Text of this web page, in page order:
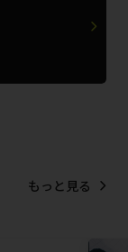
もっと見る